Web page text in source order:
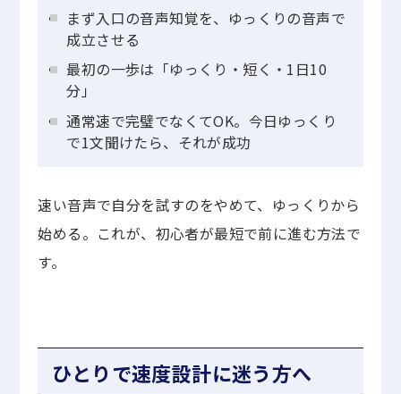
まず入口の音声知覚を、ゆっくりの音声で
成立させる
最初の一歩は「ゆっくり・短く・1日10
分」
通常速で完璧でなくてOK。今日ゆっくり
で1文聞けたら、それが成功
速い音声で自分を試すのをやめて、ゆっくりから
始める。これが、初心者が最短で前に進む方法で
す。
ひとりで速度設計に迷う方へ